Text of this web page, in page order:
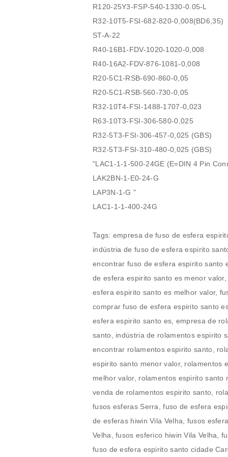
R120-25Y3-FSP-540-1330-0.05-L
R32-10T5-FSI-682-820-0,008(BD6,35)
ST-A-22
R40-16B1-FDV-1020-1020-0,008
R40-16A2-FDV-876-1081-0,008
R20-5C1-RSB-690-860-0,05
R20-5C1-RSB-560-730-0,05
R32-10T4-FSI-1488-1707-0,023
R63-10T3-FSI-306-580-0,025
R32-5T3-FSI-306-457-0,025 (GBS)
R32-5T3-FSI-310-480-0,025 (GBS)
"LAC1-1-1-500-24GE (E=DIN 4 Pin
LAK2BN-1-E0-24-G
LAP3N-1-G "
LAC1-1-1-400-24G
Tags: empresa de fuso de esfera espirito santo es, fabricante de fuso de esfera espirito santo es, indústria de fuso de esfera espirito santo es, distribuidor de fuso de esfera espirito santo es, onde encontrar fuso de esfera espirito santo es, fuso de esfera espirito santo es onde encontrar, fuso de esfera espirito santo es menor valor, fuso de esfera espirito santo es menor preço, fuso de esfera espirito santo es melhor valor, fuso de esfera espirito santo es melhor preço, onde comprar fuso de esfera espirito santo es, venda de fuso de esfera espirito santo es, fuso de esfera espirito santo es, empresa de rolamentos espirito santo, fabricante de rolamentos espirito santo, indústria de rolamentos espirito santo, distribuidor de rolamentos espirito santo, onde encontrar rolamentos espirito santo, rolamentos espirito santo onde encontrar, rolamentos espirito santo menor valor, rolamentos espirito santo menor preço, rolamentos espirito santo melhor valor, rolamentos espirito santo melhor preço, onde comprar rolamentos espirito santo, venda de rolamentos espirito santo, rolamentos espirito santo, fusos de esferas hiwin Serra, fusos esferas Serra, fuso de esfera espirito santo cidade Serra, fusos esferico hiwin Serra, fusos de esferas hiwin Vila Velha, fusos esferas Vila Velha, fuso de esfera espirito santo cidade Vila Velha, fusos esferico hiwin Vila Velha, fusos de esferas hiwin Cariacica, fusos esferas Cariacica, fuso de esfera espirito santo cidade Cariacica, fusos esferico hiwin Cariacica, fusos de esferas hiwin Vitória, fusos esferas Vitória, fuso de esfera espirito santo cidade Vitória, fusos esferico hiwin Vitória, fusos de esferas hiwin Cachoeiro de Itapemirim, fusos esferas Cachoeiro de Itapemirim, fuso de esfera espirito santo cidade Cachoeiro de Itapemirim, fusos esferico hiwin Cachoeiro de Itapemirim, fusos de esferas hiwin Linhares, fusos esferas Linhares, fuso de esfera espirito santo cidade Linhares, fusos esferico hiwin Linhares, fusos de esferas hiwin São Mateus, fusos esferas São Mateus, fuso de esfera espirito santo cidade São Mateus, fusos esferico hiwin São Mateus, fusos de esferas hiwin Guarapari, fusos esferas Guarapari, fuso de esfera espirito santo cidade Guarapari, fusos esferico hiwin Guarapari, fusos de esferas hiwin Colatina, fusos esferas Colatina, fuso de esfera espirito santo cidade Colatina, fusos esferico hiwin Colatina, fusos de esferas hiwin Aracruz, fusos esferas Aracruz, fuso de esfera espirito santo cidade Aracruz, fusos esferico hiwin Aracruz, fusos de esferas hiwin Viana, fusos esferas Viana, fuso de esfera espirito santo cidade Viana, fusos esferico hiwin Viana, fusos de esferas hiwin Nova Venécia, fusos esferas Nova Venécia, fuso de esfera espirito santo cidade Nova Venécia, fusos esferico hiwin Nova Venécia, fusos de esferas hiwin Barra de São Francisco, fusos esferas Barra de São Francisco, fuso de esfera espirito santo cidade Barra de São Francisco, fusos esferico hiwin Barra de São Francisco, fusos de esferas hiwin Santa Maria de Jetibá, fusos esferas Santa Maria de Jetibá, fuso de esfera espirito santo cidade Santa Maria de Jetibá, fusos esferico hiwin Santa Maria de Jetibá, fusos de esferas hiwin Marataízes, fusos esferas Marataízes, fuso de esfera espirito santo cidade Marataízes, fusos esferico hiwin Marataízes, fusos de esferas hiwin São Gabriel da Palha, fusos esferas São Gabriel da Palha, fuso de esfera espirito santo cidade São Gabriel da Palha, fusos esferico hiwin São Gabriel da Palha, fusos de esferas hiwin Castelo, fusos esferas Castelo, fuso de esfera espirito santo cidade Castelo, fusos esferico hiwin Castelo, fusos de esferas hiwin Itapemirim, fusos esferas Itapemirim, fuso de esfera espirito santo cidade Itapemirim, fusos esferico hiwin Itapemirim, fusos de esferas hiwin Domingos Martins, fusos esferas Domingos Martins, fuso de esfera espirito santo cidade Domingos Martins, fusos esferico hiwin Domingos Martins, fusos de esferas hiwin Conceição da Barra, fusos esferas Conceição da Barra, fuso de esfera espirito